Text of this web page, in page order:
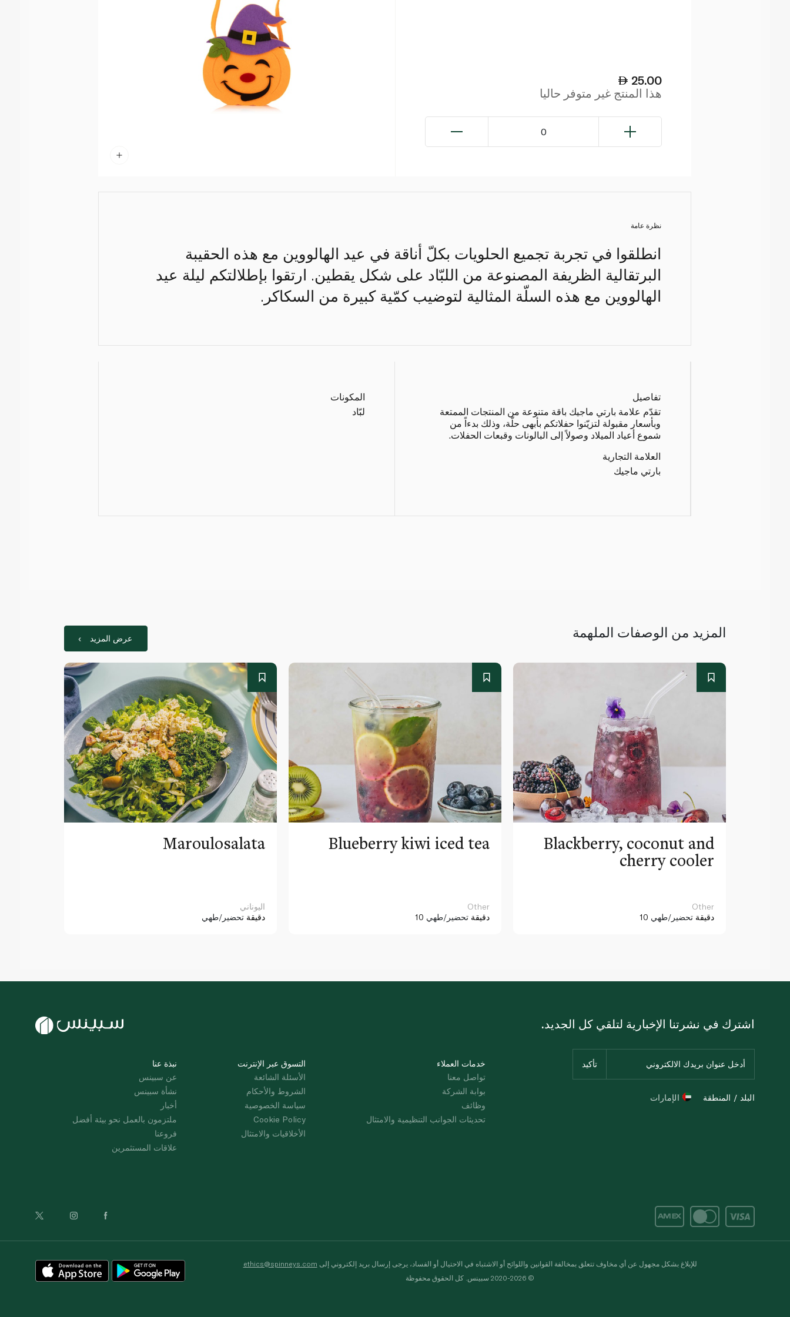
25.00
هذا المنتج غير متوفر حاليا
0
نظرة عامة
انطلقوا في تجربة تجميع الحلويات بكلّ أناقة في عيد الهالووين مع هذه الحقيبة
البرتقالية الظريفة المصنوعة من اللبّاد على شكل يقطين. ارتقوا بإطلالتكم ليلة عيد
الهالووين مع هذه السلّة المثالية لتوضيب كمّية كبيرة من السكاكر.
تفاصيل
تقدّم علامة بارتي ماجيك باقة متنوعة من المنتجات الممتعة
وبأسعار مقبولة لتزيّنوا حفلاتكم بأبهى حلّة، وذلك بدءاً من
شموع أعياد الميلاد وصولاً إلى البالونات وقبعات الحفلات.
العلامة التجارية
بارتي ماجيك
المكونات
لبّاد
المزيد من الوصفات الملهمة عرض المزيد
Maroulosalata
اليوناني
دقيقة تحضير/طهي
Blueberry kiwi iced tea
Other
10 دقيقة تحضير/طهي
Blackberry, coconut and
cherry cooler
Other
10 دقيقة تحضير/طهي
نبذة عنا
عن سبينس
نشأة سبينس
أخبار
ملتزمون بالعمل نحو بيئة أفضل
فروعنا
علاقات المستثمرين
التسوق عبر الإنترنت
الأسئلة الشائعة
الشروط والأحكام
سياسة الخصوصية
Cookie Policy
الأخلاقيات والامتثال
خدمات العملاء
تواصل معنا
بوابة الشركة
وظائف
تحديثات الجوانب التنظيمية والامتثال
اشترك في نشرتنا الإخبارية لتلقي كل الجديد.
البلد / المنطقة الإمارات
للإبلاغ بشكل مجهول عن أي مخاوف تتعلق بمخالفة القوانين واللوائح أو الاشتباه في الاحتيال أو الفساد، يرجى إرسال بريد إلكتروني إلى ethics@spinneys.com
© 2020-2026 سبينس. كل الحقوق محفوظة